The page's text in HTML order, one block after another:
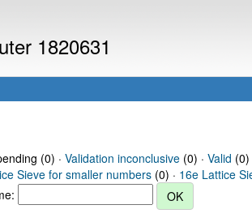
1820631
(0) · Validation inconclusive(0) · Valid (0)
Sieve for smaller numbers (0) · 16e Lattice